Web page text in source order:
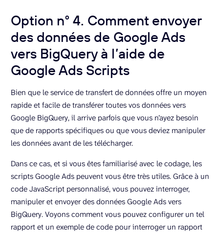
Option n° 4. Comment envoyer
des données de Google Ads
vers BigQuery à l’aide de
Google Ads Scripts
Bien que le service de transfert de données offre un moyen
rapide et facile de transférer toutes vos données vers
Google BigQuery, il arrive parfois que vous n’ayez besoin
que de rapports spécifiques ou que vous deviez manipuler
les données avant de les télécharger.
Dans ce cas, et si vous êtes familiarisé avec le codage, les
scripts Google Ads peuvent vous être très utiles. Grâce à un
code JavaScript personnalisé, vous pouvez interroger,
manipuler et envoyer des données Google Ads vers
BigQuery. Voyons comment vous pouvez configurer un tel
rapport et un exemple de code pour interroger un rapport